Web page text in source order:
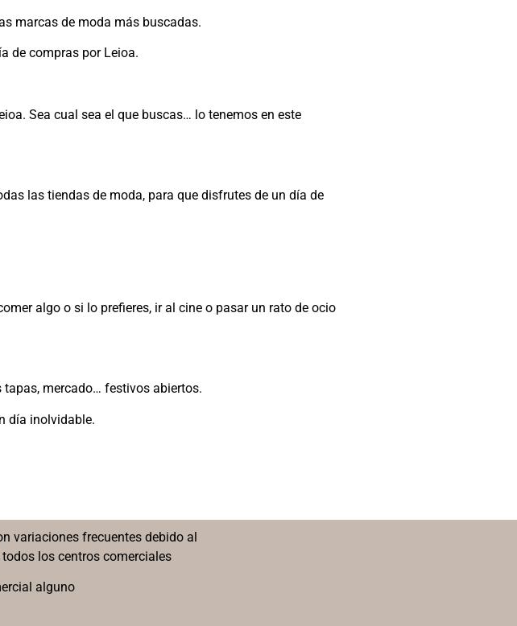
marcas de moda más buscadas.
de compras por Leioa.
Sea cual sea el que buscas… lo tenemos en este
las tiendas de moda, para que disfrutes de un día de
algo o si lo prefieres, ir al cine o pasar un rato de ocio
tapas, mercado… festivos abiertos.
día inolvidable.
variaciones frecuentes debido al
los centros comerciales
alguno